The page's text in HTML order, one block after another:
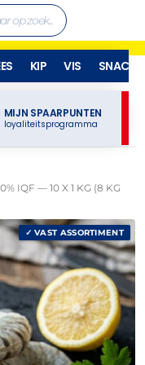
KIP VIS SNACKS
MIJN SPAARPUNTEN
loyaliteitsprogramma
IQF — 10 X 1 KG (8 KG
✓ VAST ASSORTIMENT